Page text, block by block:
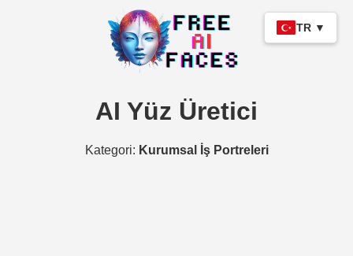
TR ▼
AI Yüz Üretici
Kategori: Kurumsal İş Portreleri